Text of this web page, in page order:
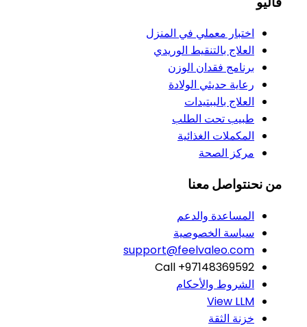
اختبار معملي في المنزل
العلاج بالتنقيط الوريدي
برنامج فقدان الوزن
رعاية حديثي الولادة
العلاج بالببتيدات
طبيب تحت الطلب
المكملات الغذائية
مركز الصحة
من نحنتواصل معنا
المساعدة والدعم
سياسة الخصوصية
support@feelvaleo.com
Call +97148369592
الشروط والأحكام
View LLM
خزنة الثقة